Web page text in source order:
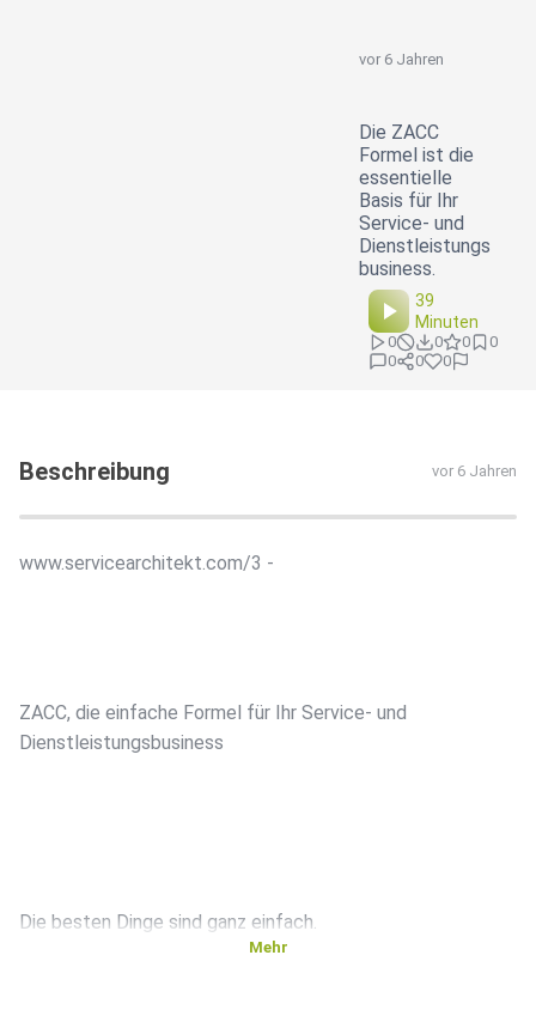
vor 6 Jahren
Die ZACC
Formel ist die
essentielle
Basis für Ihr
Service- und
Dienstleistungs
business.
39
Minuten
0 0 0
0
0
0 0
Beschreibung vor 6 Jahren
www.servicearchitekt.com/3 -
ZACC, die einfache Formel für Ihr Service- und
Dienstleistungsbusiness
Die besten Dinge sind ganz einfach.
Mehr